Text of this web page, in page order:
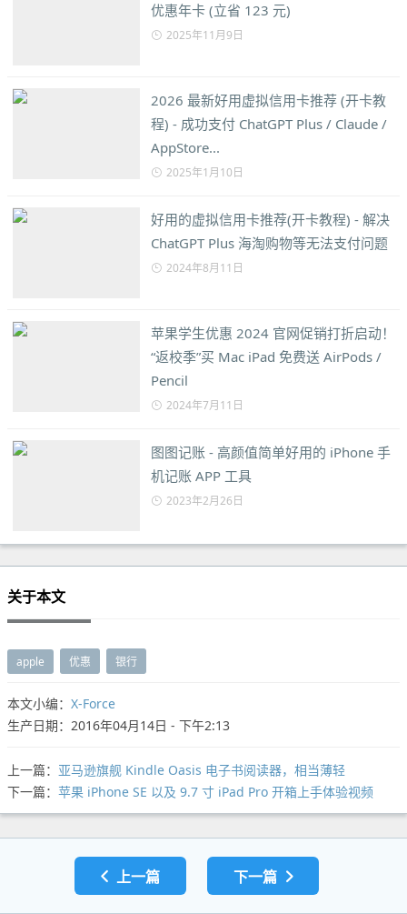
优惠年卡 (立省 123 元)
2025年11月9日
2026 最新好用虚拟信用卡推荐 (开卡教
程) - 成功支付 ChatGPT Plus / Claude /
AppStore...
2025年1月10日
好用的虚拟信用卡推荐(开卡教程) - 解决
ChatGPT Plus 海淘购物等无法支付问题
2024年8月11日
苹果学生优惠 2024 官网促销打折启动！
“返校季”买 Mac iPad 免费送 AirPods /
Pencil
2024年7月11日
图图记账 - 高颜值简单好用的 iPhone 手
机记账 APP 工具
2023年2月26日
关于本文
apple 优惠 银行
本文小编： X-Force
生产日期：2016年04月14日 - 下午2:13
上一篇： 亚马逊旗舰 Kindle Oasis 电子书阅读器，相当薄轻
下一篇： 苹果 iPhone SE 以及 9.7 寸 iPad Pro 开箱上手体验视频
上一篇 下一篇